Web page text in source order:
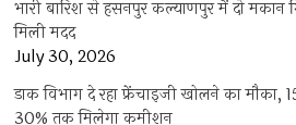
भारी बारिश से हसनपुर कल्याणपुर में दो मकान
मिली मदद
July 30, 2026
डाक विभाग दे रहा फ्रेंचाइजी खोलने का
30% तक मिलेगा कमीशन